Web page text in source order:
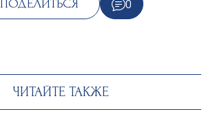
ПОДЕЛИТЬСЯ 0
ЧИТАЙТЕ ТАКЖЕ